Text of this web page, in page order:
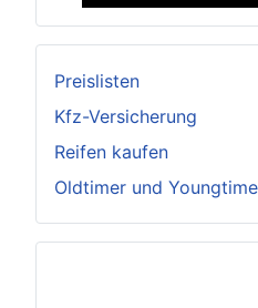
Preislisten
Kfz-Versicherung
Reifen kaufen
Oldtimer und